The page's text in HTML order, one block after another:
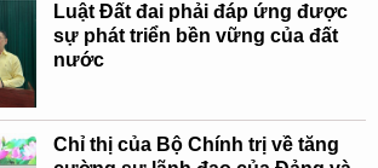
Luật Đất đai phải đáp ứng được
sự phát triển bền vững của đất
nước
Chỉ thị của Bộ Chính trị về tăng